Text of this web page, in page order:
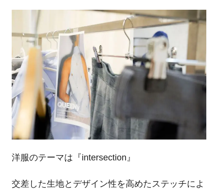
洋服のテーマは『intersection』
交差した生地とデザイン性を高めたステッチによ